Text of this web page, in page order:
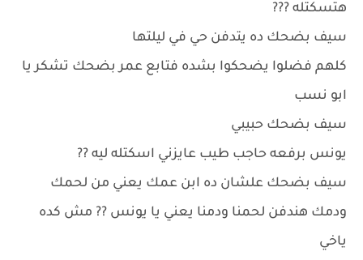
هتسكتله ???
سيف بضحك ده يتدفن حي في ليلتها
كلهم فضلوا يضحكوا بشده فتابع عمر بضحك تشكر يا
ابو نسب
سيف بضحك حبيبي
يونس برفعه حاجب طيب عايزني اسكتله ليه ??
سيف بضحك علشان ده ابن عمك يعني من لحمك
ودمك هندفن لحمنا ودمنا يعني يا يونس ?? مش كده
ياخي